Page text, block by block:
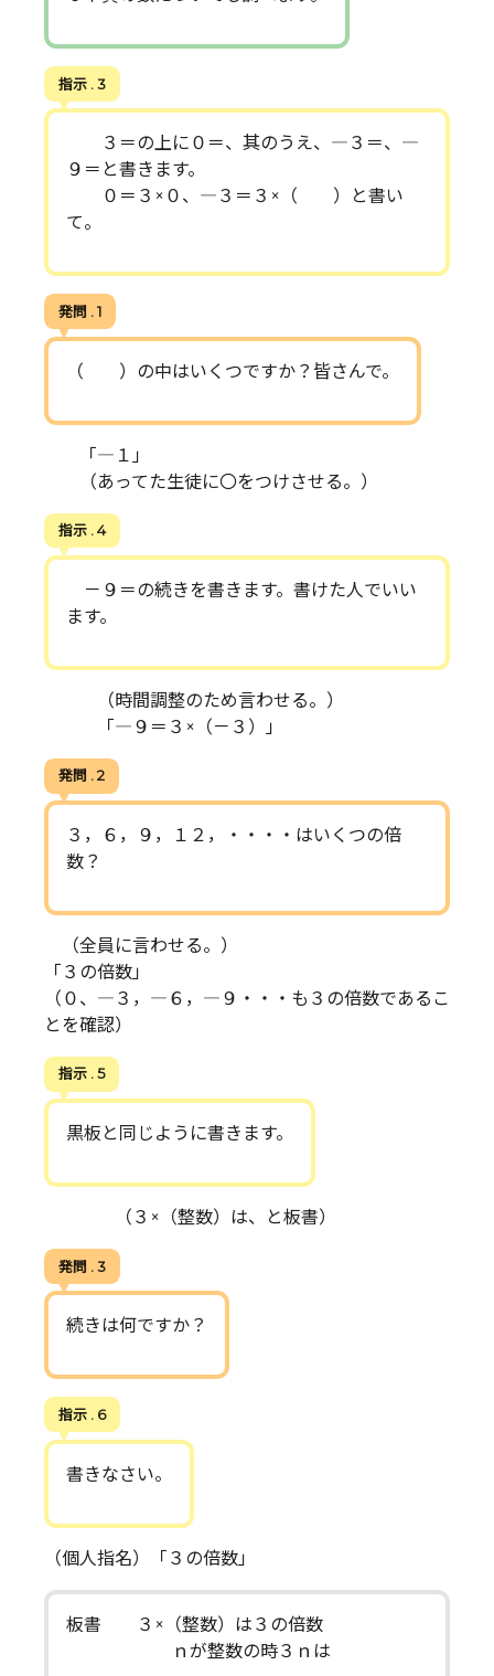
指示 . 3
３＝の上に０＝、其のうえ、―３＝、―
９＝と書きます。
０＝３×０、―３＝３×（ ）と書い
て。
発問 . 1
（ ）の中はいくつですか？皆さんで。
「―１」
（あってた生徒に〇をつけさせる。）
指示 . 4
－９＝の続きを書きます。書けた人でいい
ます。
（時間調整のため言わせる。）
「―９＝３×（－３）」
発問 . 2
３，６，９，１２，・・・・はいくつの倍
数？
（全員に言わせる。）
「３の倍数」
（０、―３，―６，―９・・・も３の倍数であるこ
とを確認）
指示 . 5
黒板と同じように書きます。
（３×（整数）は、と板書）
発問 . 3
続きは何ですか？
指示 . 6
書きなさい。
（個人指名）「３の倍数」
板書 ３×（整数）は３の倍数
ｎが整数の時３ｎは